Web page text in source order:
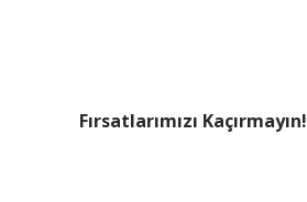
Fırsatlarımızı Kaçırmayın!